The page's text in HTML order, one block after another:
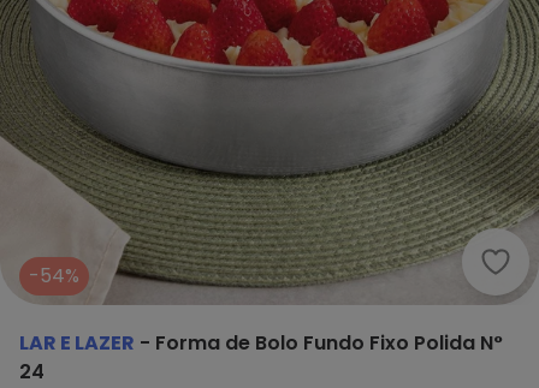
Lar
-54%
LAR E LAZER - Forma de Bolo Fundo Fixo Polida N°
24